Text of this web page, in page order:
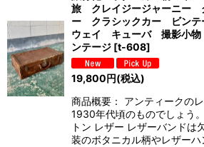
旅 クレイジージャーニー
ー クラシックカー ビンテ
ウェイ キューバ 撮影小
ンテージ [t-608]
19,800円(税込)
商品概要： アンティークの
1930年代頃のものでしょう
トン レザー レザーバンドは
装のボタニカル柄やレザー